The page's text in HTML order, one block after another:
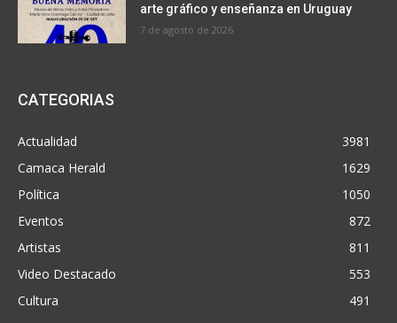
arte gráfico y enseñanza en Uruguay
7 de agosto de 2026
CATEGORIAS
Actualidad
3981
Camaca Herald
1629
Política
1050
Eventos
872
Artistas
811
Video Destacado
553
Cultura
491